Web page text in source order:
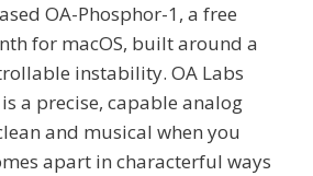
OA-Phosphor-1, a free
for macOS, built around a
instability. OA Labs
a precise, capable analog
and musical when you
apart in characterful ways